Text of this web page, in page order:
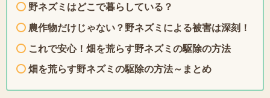
野ネズミはどこで暮らしている？
農作物だけじゃない？野ネズミによる被害は深刻！
これで安心！畑を荒らす野ネズミの駆除の方法
畑を荒らす野ネズミの駆除の方法～まとめ